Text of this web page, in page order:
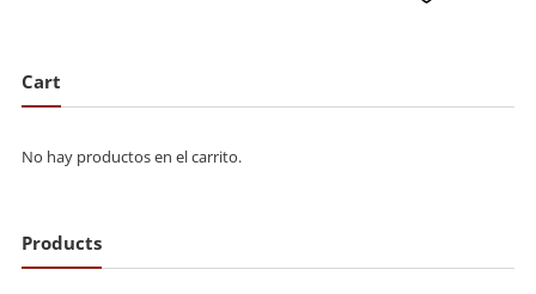
Cart
No hay productos en el carrito.
Products